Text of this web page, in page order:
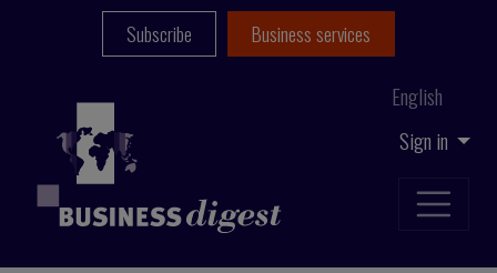
Sign in
English
Subscribe Business services